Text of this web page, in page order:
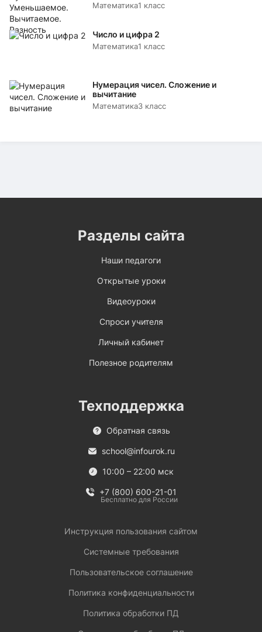
Математика1 класс
Число и цифра 2
Математика1 класс
Нумерация чисел. Сложение и
вычитание
Математика3 класс
Разделы сайта
Наши педагоги
Открытые уроки
Видеоуроки
Спроси учителя
Личный кабинет
Полезное родителям
Техподдержка
Обратная связь
school@infourok.ru
10:00 – 22:00 мск
+7 (800) 600-21-01
Бесплатно для России
Инструкция пользования сайтом
Системные требования
Пользовательское соглашение
Политика конфиденциальности
Политика обработки ПД